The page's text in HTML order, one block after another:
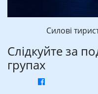
Силові
Слідкуйте за
групах